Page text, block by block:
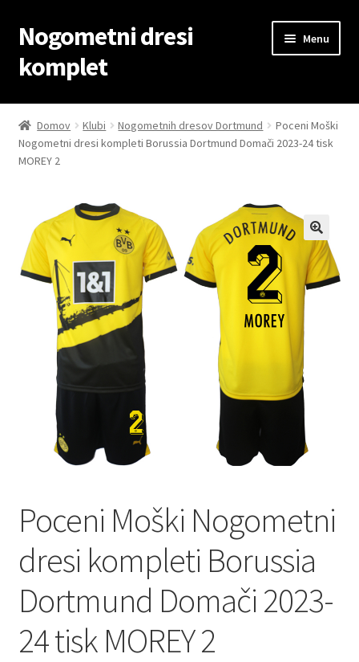
Skip
to
navigation
Skip
to
content
Nogometni dresi
komplet
Menu
Domov
Blog
Košarica
Moj račun
Trgovina
Zaključek nakupa
Domov Klubi Nogometnih dresov Dortmund
Poceni Moški
Nogometni dresi kompleti Borussia Dortmund Domači 2023-24 tisk
MOREY 2
Poceni Moški Nogometni
dresi kompleti Borussia
Dortmund Domači 2023-
24 tisk MOREY 2